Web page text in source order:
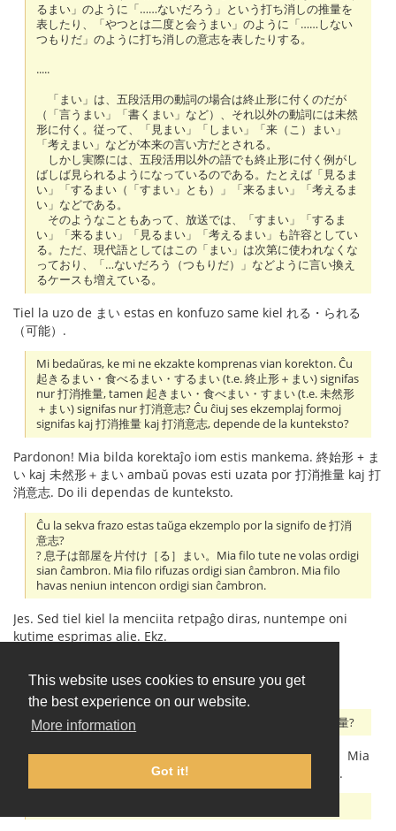
This website uses cookies to ensure you get
the best experience on our website.
More information
Got it!
るまい」のように「……ないだろう」という打ち消しの推量を
表したり、「やつとは二度と会うまい」のように「……しない
つもりだ」のように打ち消しの意志を表したりする。
.....
「まい」は、五段活用の動詞の場合は終止形に付くのだが
（「言うまい」「書くまい」など）、それ以外の動詞には未然
形に付く。従って、「見まい」「しまい」「来（こ）まい」
「考えまい」などが本来の言い方だとされる。
しかし実際には、五段活用以外の語でも終止形に付く例がし
ばしば見られるようになっているのである。たとえば「見るま
い」「するまい（「すまい」とも）」「来るまい」「考えるま
い」などである。
そのようなこともあって、放送では、「すまい」「するま
い」「来るまい」「見るまい」「考えるまい」も許容としてい
る。ただ、現代語としてはこの「まい」は次第に使われなくな
っており、「…ないだろう（つもりだ）」などように言い換え
るケースも増えている。
Tiel la uzo de まい estas en konfuzo same kiel れる・られる
（可能）.
Mi bedaŭras, ke mi ne ekzakte komprenas vian korekton. Ĉu
起きるまい・食べるまい・するまい (t.e. 終止形＋まい) signifas
nur 打消推量, tamen 起きまい・食べまい・すまい (t.e. 未然形
＋まい) signifas nur 打消意志? Ĉu ĉiuj ses ekzemplaj formoj
signifas kaj 打消推量 kaj 打消意志, depende de la kunteksto?
Pardonon! Mia bilda korektaĵo iom estis mankema. 終始形 + ま
い kaj 未然形＋まい ambaŭ povas esti uzata por 打消推量 kaj 打
消意志. Do ili dependas de kunteksto.
Ĉu la sekva frazo estas taŭga ekzemplo por la signifo de 打消
意志?
? 息子は部屋を片付け［る］まい。Mia filo tute ne volas ordigi
sian ĉambron. Mia filo rifuzas ordigi sian ĉambron. Mia filo
havas neniun intencon ordigi sian ĉambron.
Jes. Sed tiel kiel la menciita retpaĝo diras, nuntempe oni
kutime esprimas alie. Ekz.
息子は自分の部屋を片付けるつもりがまったくない。
息子はまったく自分の部屋を片付けようとしない。
Ĉu vi povus doni al mi ekzemplojn por la signifo de 打消推量?
息子はきっと夜になっても部屋を片付けてはい（る）まい。Mia
filo kredeble ne estus ordiginta la ĉambron ĝis vespero.